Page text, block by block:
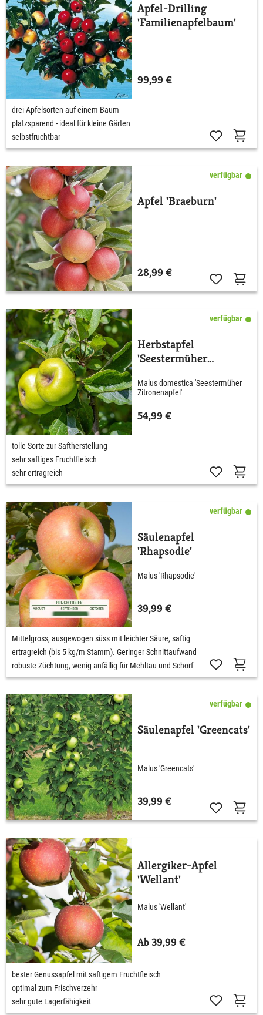
Apfel-Drilling
'Familienapfelbaum'
99,99 €
drei Apfelsorten auf einem Baum
platzsparend - ideal für kleine Gärten
selbstfruchtbar
verfügbar
Apfel 'Braeburn'
28,99 €
verfügbar
Herbstapfel
'Seestermüher
Malus domestica 'Seestermüher
Zitronenapfel'
54,99 €
tolle Sorte zur Saftherstellung
sehr saftiges Fruchtfleisch
sehr ertragreich
verfügbar
Säulenapfel
'Rhapsodie'
Malus 'Rhapsodie'
39,99 €
Mittelgross, ausgewogen süss mit leichter Säure, saftig
ertragreich (bis 5 kg/m Stamm). Geringer Schnittaufwand
robuste Züchtung, wenig anfällig für Mehltau und Schorf
verfügbar
Säulenapfel 'Greencats'
Malus 'Greencats'
39,99 €
Allergiker-Apfel
'Wellant'
Malus 'Wellant'
Ab 39,99 €
bester Genussapfel mit saftigem Fruchtfleisch
optimal zum Frischverzehr
sehr gute Lagerfähigkeit